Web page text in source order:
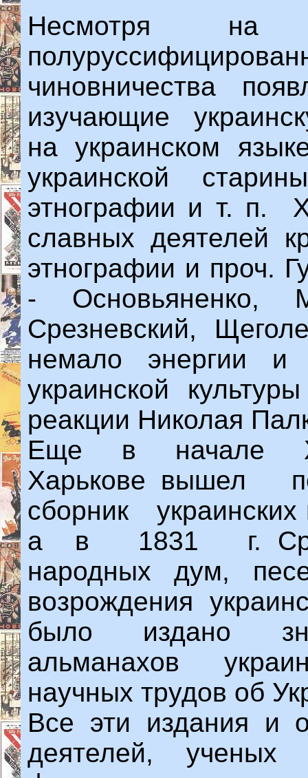
Несмотря
чиновничества
изучающие
на украинском
украинской
этнографии и т. п.
славных деятелей
этнографии и проч.
- Основьяненко,
Срезневский,
немало энергии и
украинской
реакции Николая
Еще в начале
Харькове
сборник
а в 1831 г.
народных дум,
возрождения
было издано
альманахов
научных трудов об
Все эти издания и
деятелей,